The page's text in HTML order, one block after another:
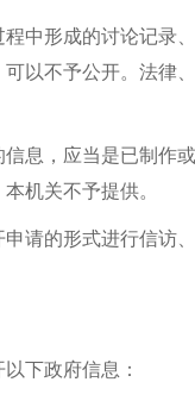
形成的讨论记录、
以不予公开。法律
，应当是已制作或
机关不予提供。
的形式进行信访、
下政府信息：